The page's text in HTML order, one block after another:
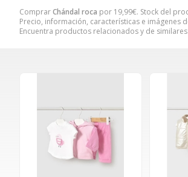
ComprarChándal roca por 19,99€. Stock del
Precio, información, características e imágenes
Encuentra productos relacionados y de